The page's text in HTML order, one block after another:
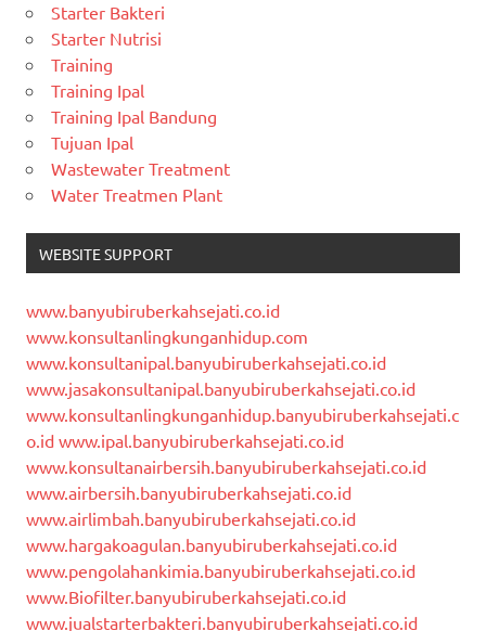
Starter Bakteri
Starter Nutrisi
Training
Training Ipal
Training Ipal Bandung
Tujuan Ipal
Wastewater Treatment
Water Treatmen Plant
WEBSITE SUPPORT
www.banyubiruberkahsejati.co.id
www.konsultanlingkunganhidup.com
www.konsultanipal.banyubiruberkahsejati.co.id
www.jasakonsultanipal.banyubiruberkahsejati.co.id
www.konsultanlingkunganhidup.banyubiruberkahsejati.c
o.id www.ipal.banyubiruberkahsejati.co.id
www.konsultanairbersih.banyubiruberkahsejati.co.id
www.airbersih.banyubiruberkahsejati.co.id
www.airlimbah.banyubiruberkahsejati.co.id
www.hargakoagulan.banyubiruberkahsejati.co.id
www.pengolahankimia.banyubiruberkahsejati.co.id
www.Biofilter.banyubiruberkahsejati.co.id
www.jualstarterbakteri.banyubiruberkahsejati.co.id